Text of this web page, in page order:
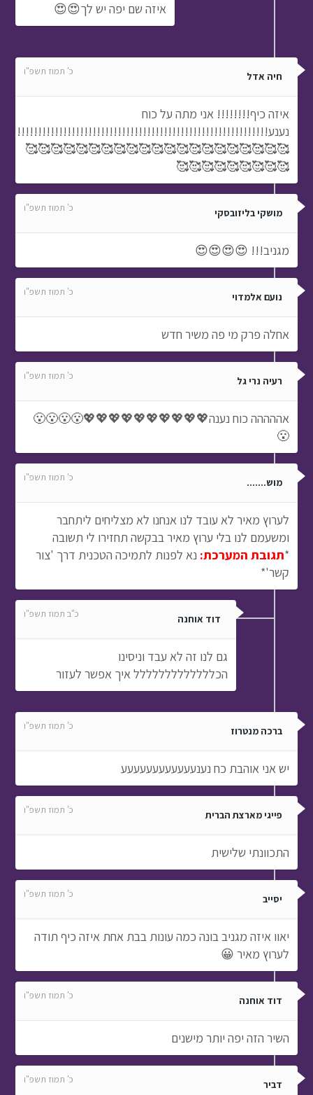
איזה שם יפה יש לך😍😍
חיה אדל כ' תמוז תשפ"ו
איזה כיף!!!!!!!! אני מתה על כוח
🥰🥰🥰🥰🥰🥰🥰🥰🥰🥰🥰🥰🥰🥰🥰🥰🥰🥰🥰🥰🥰
🥰🥰🥰🥰🥰🥰🥰🥰🥰
מושקי בליזובסקי כ' תמוז תשפ"ו
מגניב!!! 😍😍😍😍
נועם אלמדוי כ' תמוז תשפ"ו
אחלה פרק מי פה משיר חדש
רעיה נרי גל כ' תמוז תשפ"ו
אההההה כוח נענה💖💖💖💖💖💖💖💖💖💖😮😮😮😮
😮
מוש....... כ' תמוז תשפ"ו
לערוץ מאיר לא עובד לנו אנחנו לא מצליחים ליתחבר
ומשעמם לנו בלי ערוץ מאיר בבקשה תחזירו לי תשובה
*תגובת המערכת: נא לפנות לתמיכה הטכנית דרך 'צור
קשר'*
דוד אוחנה כ"ב תמוז תשפ"ו
גם לנו זה לא עבד וניסינו
הכללללללללללללל איך אפשר לעזור
ברכה מנטרוז כ' תמוז תשפ"ו
יש אני אוהבת כח נענעעעעעעעעעעעע
פייגי מארצת הברית כ' תמוז תשפ"ו
התכוונתי שלישית
יסייב כ' תמוז תשפ"ו
יאוו איזה מגניב בונה כמה עונות בבת אחת איזה כיף תודה
לערוץ מאיר 😀
דוד אוחנה כ' תמוז תשפ"ו
השיר הזה יפה יותר מישנים
דביר כ' תמוז תשפ"ו